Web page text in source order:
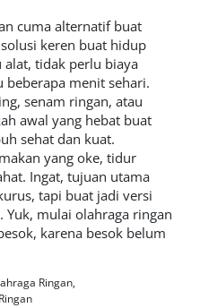
cuma alternatif buat
keren buat hidup
alat, tidak perlu biaya
beberapa menit sehari.
senam ringan, atau
awal yang hebat buat
sehat dan kuat.
yang oke, tidur
Ingat, tujuan utama
tapi buat jadi versi
mulai olahraga ringan
karena besok belum
Ringan,